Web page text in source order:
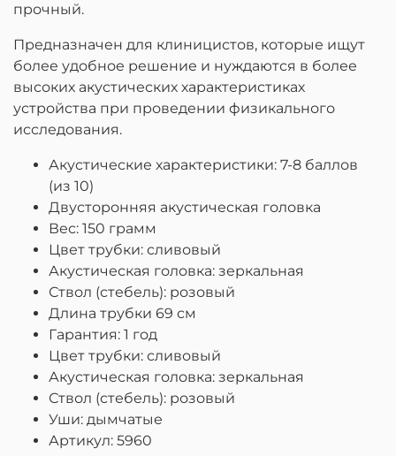
прочный.
Предназначен для клиницистов, которые ищут
более удобное решение и нуждаются в более
высоких акустических характеристиках
устройства при проведении физикального
исследования.
Акустические характеристики: 7-8 баллов
(из 10)
Двусторонняя акустическая головка
Вес: 150 грамм
Цвет трубки: сливовый
Акустическая головка: зеркальная
Ствол (стебель): розовый
Длина трубки 69 см
Гарантия: 1 год
Цвет трубки: сливовый
Акустическая головка: зеркальная
Ствол (стебель): розовый
Уши: дымчатые
Артикул: 5960